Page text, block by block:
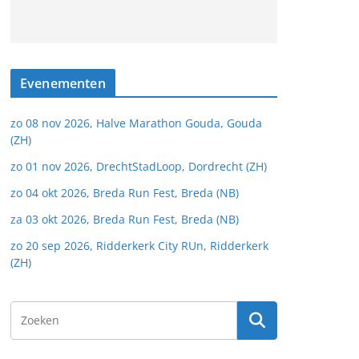
Evenementen
zo 08 nov 2026, Halve Marathon Gouda, Gouda
(ZH)
zo 01 nov 2026, DrechtStadLoop, Dordrecht (ZH)
zo 04 okt 2026, Breda Run Fest, Breda (NB)
za 03 okt 2026, Breda Run Fest, Breda (NB)
zo 20 sep 2026, Ridderkerk City RUn, Ridderkerk
(ZH)